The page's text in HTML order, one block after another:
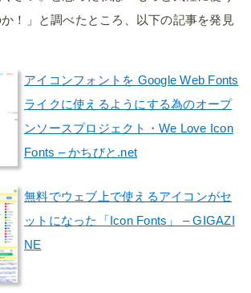
！」と調べたところ、以下の記事を発見
アイコンフォントを Google Web Fonts
ライクに使えるようにする為のオープ
ンソースプロジェクト・We Love Icon
Fonts – かちびと.net
無料でウェブ上で使えるアイコンがセ
ットになった「Icon Fonts」 – GIGAZI
NE